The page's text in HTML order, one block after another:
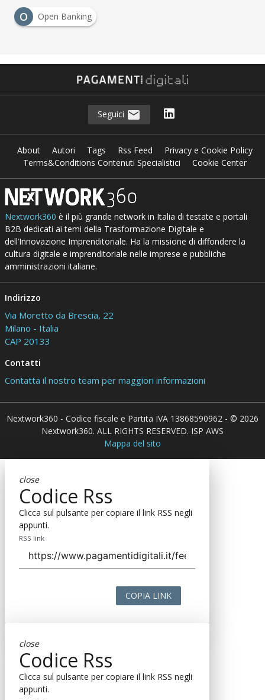
O
Open Banking
Seguici
About Autori Tags Rss Feed
Privacy e Cookie Policy
Terms&Conditions Contenuti Specialistici
Cookie Center
Nextwork360 è il più grande network in Italia di testate e portali
B2B dedicati ai temi della Trasformazione Digitale e
dell’Innovazione Imprenditoriale. Ha la missione di diffondere la
cultura digitale e imprenditoriale nelle imprese e pubbliche
amministrazioni italiane.
Indirizzo
Via Moretto da Brescia, 22
Milano - Italia
CAP 20133
Contatti
Contatta il nostro team per maggiori informazioni
Nextwork360 - Codice fiscale e Partita IVA 13868590962 - © 2026
Nextwork360. ALL RIGHTS RESERVED. ISP AWS
Mappa del sito
close
Codice Rss
Clicca sul pulsante per copiare il link RSS negli
appunti.
RSS link
COPIA LINK
close
Codice Rss
Clicca sul pulsante per copiare il link RSS negli
appunti.